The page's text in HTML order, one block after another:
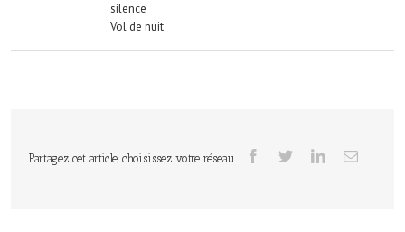
silence
Vol de nuit
Partagez cet article, choisissez votre réseau !